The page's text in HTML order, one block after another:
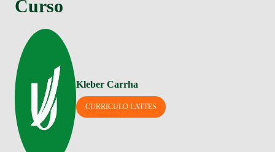
Curso
Kleber Carrha
CURRICULO LATTES